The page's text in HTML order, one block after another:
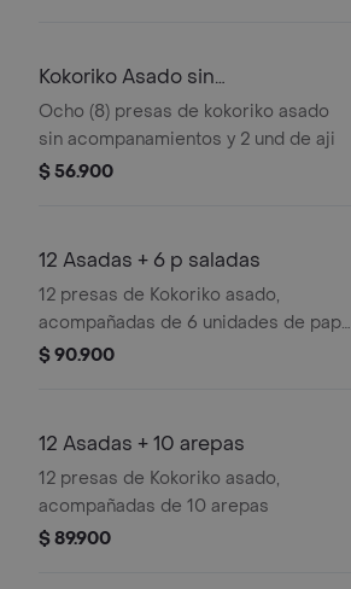
Kokoriko Asado sin
acompanamientos
Ocho (8) presas de kokoriko asado
sin acompanamientos y 2 und de aji
$ 56.900
12 Asadas + 6 p saladas
12 presas de Kokoriko asado,
acompañadas de 6 unidades de papa
salada
$ 90.900
12 Asadas + 10 arepas
12 presas de Kokoriko asado,
acompañadas de 10 arepas
$ 89.900